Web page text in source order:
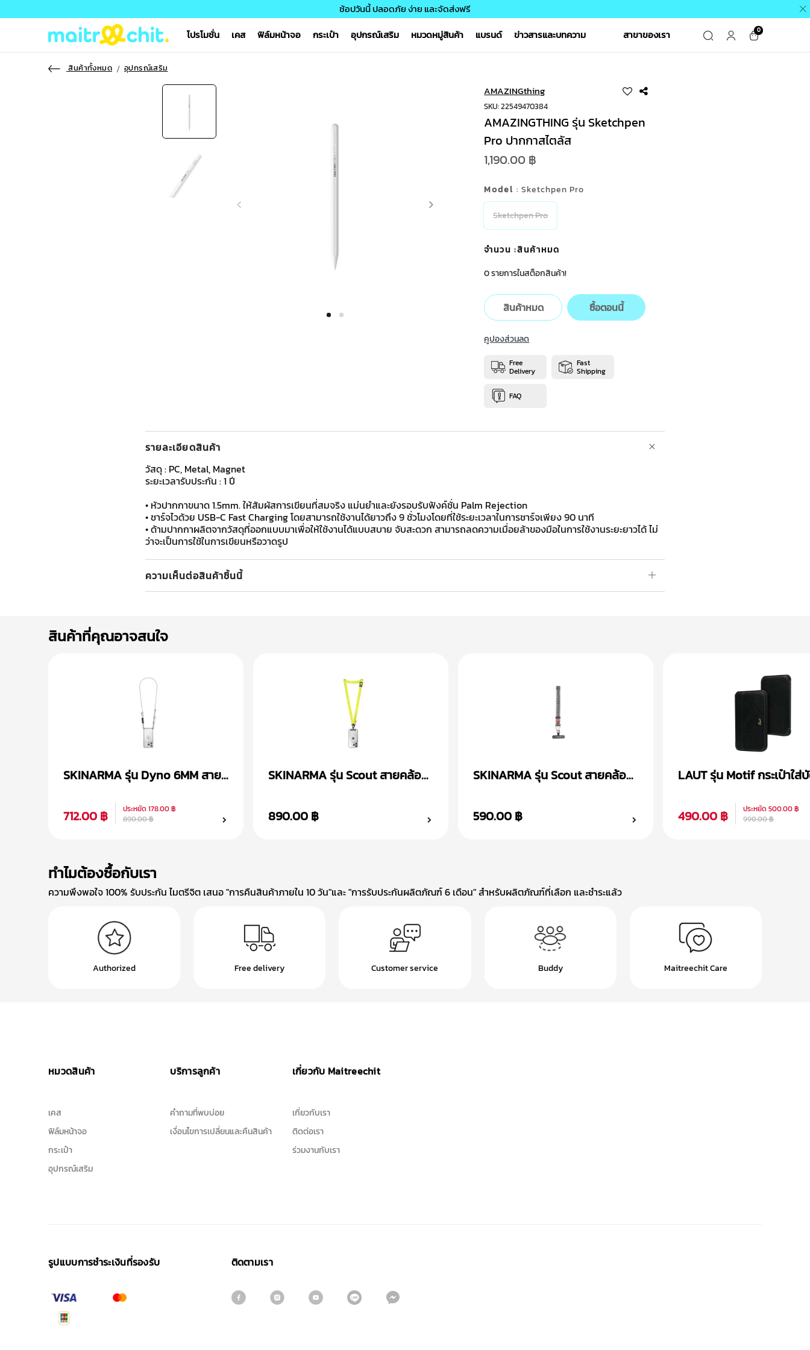
ช้อปวันนี้ ปลอดภัย ง่าย และจัดส่งฟรี
โปรโมชั่น
เคส ฟิล์มหน้าจอ กระเป๋า อุปกรณ์เสริม หมวดหมู่สินค้า แบรนด์ ข่าวสารและบทความ สาขาของเรา 0
สินค้าทั้งหมด อุปกรณ์เสริม
AMAZINGthing
SKU: 22549470384
AMAZINGTHING รุ่น Sketchpen
Pro ปากกาสไตลัส
1,190.00 ฿
Model: Sketchpen Pro
Sketchpen Pro
จำนวน:สินค้าหมด
0 รายการในสต็อกสินค้า!
สินค้าหมด ซื้อตอนนี้
คูปองส่วนลด
Free
Delivery
Fast
Shipping
FAQ
รายละเอียดสินค้า
วัสดุ : PC, Metal, Magnet
ระยะเวลารับประกัน : 1 ปี
• หัวปากกาขนาด 1.5mm. ให้สัมผัสการเขียนที่สมจริง แม่นยำและยังรอบรับฟังค์ชั่น Palm Rejection
• ชาร์จไวด้วย USB-C Fast Charging โดยสามารถใช้งานได้ยาวถึง 9 ชั่วโมงโดยที่ใช้ระยะเวลาในการชาร์จเพียง 90 นาที
• ด้ามปากกาผลิตจากวัสดุที่ออกแบบมาเพื่อให้ใช้งานได้แบบสบาย จับสะดวก สามารถลดความเมื่อยล้าของมือในการใช้งานระยะยาวได้ ไม่
ว่าจะเป็นการใช้ในการเขียนหรือวาดรูป
ความเห็นต่อสินค้าชิ้นนี้
สินค้าที่คุณอาจสนใจ
SKINARMA รุ่น Dyno 6MM สาย
712.00 ฿
ประหยัด 178.00 ฿
890.00 ฿
SKINARMA รุ่น Scout สายคล้อง
890.00 ฿
SKINARMA รุ่น Scout สายคล้อง
590.00 ฿
LAUT รุ่น Motif กระเป๋าใส่
490.00 ฿
ประหยัด 500.00 ฿
990.00 ฿
ทำไมต้องซื้อกับเรา
ความพึงพอใจ 100% รับประกัน ไมตรีจิต เสนอ "การคืนสินค้าภายใน 10 วัน"และ "การรับประกันผลิตภัณฑ์ 6 เดือน" สำหรับผลิตภัณฑ์ที่เลือก และชำระแล้ว
Authorized Free delivery Customer service Buddy Maitreechit Care
หมวดสินค้า
เคส
ฟิล์มหน้าจอ
กระเป๋า
อุปกรณ์เสริม
บริการลูกค้า
คำถามที่พบบ่อย
เงื่อนไขการเปลี่ยนและคืนสินค้า
เกี่ยวกับ Maitreechit
เกี่ยวกับเรา
ติดต่อเรา
ร่วมงานกับเรา
รูปแบบการชําระเงินที่รองรับ ติดตามเรา